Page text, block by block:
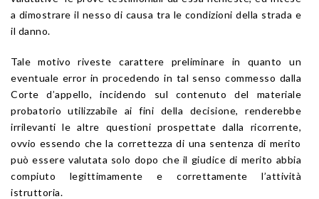
a dimostrare il nesso di causa tra le condizioni della strada e
il danno.
Tale motivo riveste carattere preliminare in quanto un
eventuale error in procedendo in tal senso commesso dalla
Corte d’appello, incidendo sul contenuto del materiale
probatorio utilizzabile ai fini della decisione, renderebbe
irrilevanti le altre questioni prospettate dalla ricorrente,
ovvio essendo che la correttezza di una sentenza di merito
può essere valutata solo dopo che il giudice di merito abbia
compiuto legittimamente e correttamente l’attività
istruttoria.